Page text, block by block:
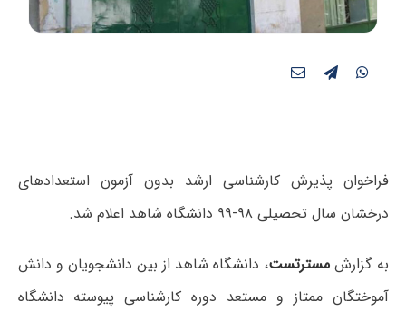
فراخوان پذیرش کارشناسی ارشد بدون آزمون استعدادهای
درخشان سال تحصیلی ۹۸-۹۹ دانشگاه شاهد اعلام شد.
به گزارش مسترتست، دانشگاه شاهد از بین دانشجویان و دانش
آموختگان ممتاز و مستعد دوره کارشناسی پیوسته دانشگاه